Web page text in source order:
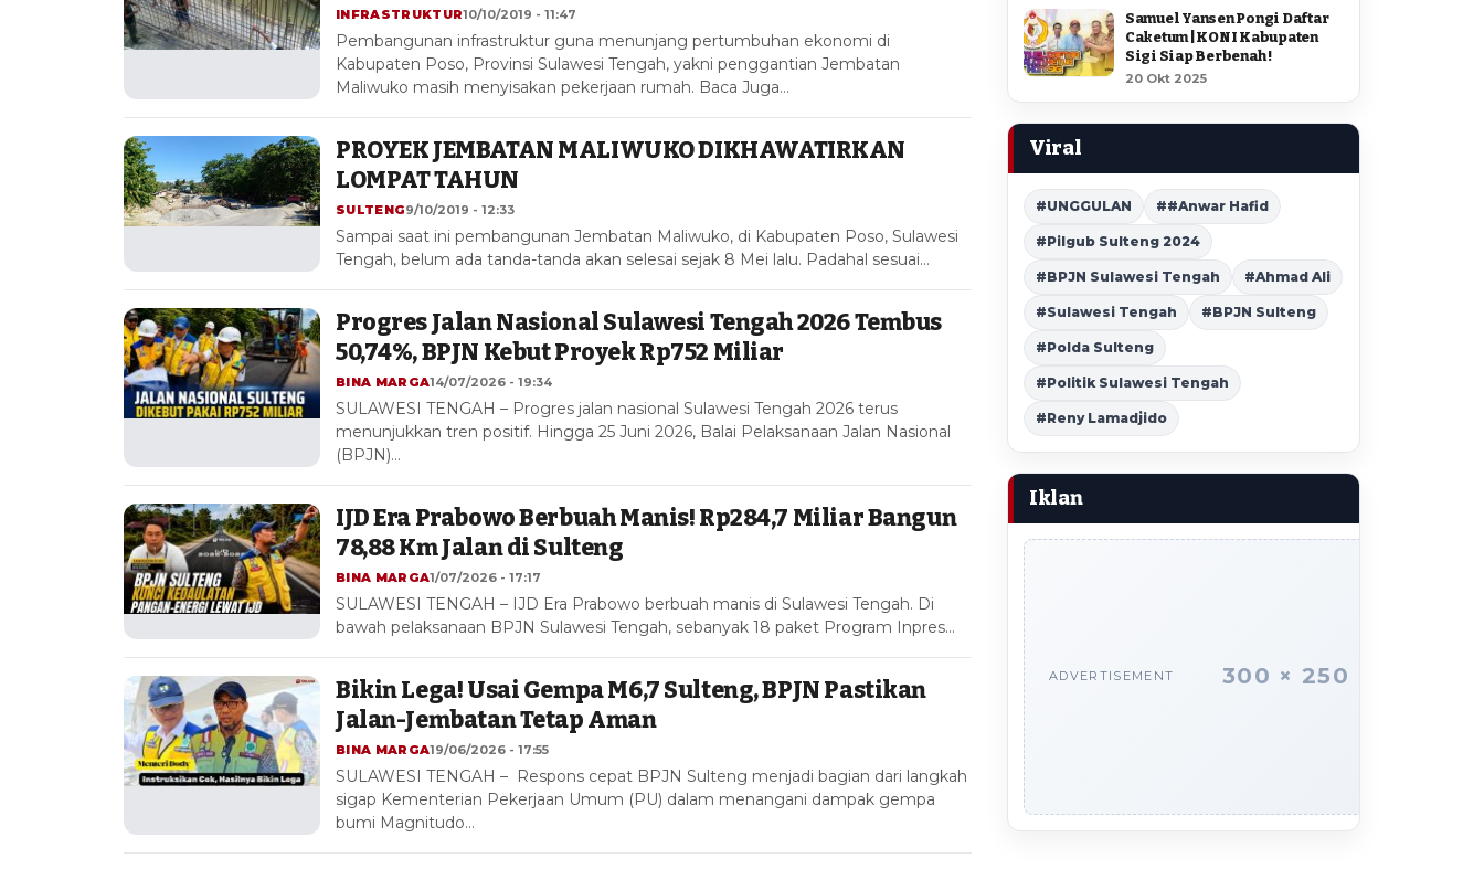
INFRASTRUKTUR10/10/2019 - 11:47
Pembangunan infrastruktur guna menunjang pertumbuhan ekonomi di
Kabupaten Poso, Provinsi Sulawesi Tengah, yakni penggantian Jembatan
Maliwuko masih menyisakan pekerjaan rumah. Baca Juga…
PROYEK JEMBATAN MALIWUKO DIKHAWATIRKAN
LOMPAT TAHUN
SULTENG9/10/2019 - 12:33
Sampai saat ini pembangunan Jembatan Maliwuko, di Kabupaten Poso, Sulawesi
Tengah, belum ada tanda-tanda akan selesai sejak 8 Mei lalu. Padahal sesuai…
Progres Jalan Nasional Sulawesi Tengah 2026 Tembus
50,74%, BPJN Kebut Proyek Rp752 Miliar
BINA MARGA14/07/2026 - 19:34
SULAWESI TENGAH – Progres jalan nasional Sulawesi Tengah 2026 terus
menunjukkan tren positif. Hingga 25 Juni 2026, Balai Pelaksanaan Jalan Nasional
(BPJN)…
IJD Era Prabowo Berbuah Manis! Rp284,7 Miliar Bangun
78,88 Km Jalan di Sulteng
BINA MARGA1/07/2026 - 17:17
SULAWESI TENGAH – IJD Era Prabowo berbuah manis di Sulawesi Tengah. Di
bawah pelaksanaan BPJN Sulawesi Tengah, sebanyak 18 paket Program Inpres…
Bikin Lega! Usai Gempa M6,7 Sulteng, BPJN Pastikan
Jalan-Jembatan Tetap Aman
BINA MARGA19/06/2026 - 17:55
SULAWESI TENGAH – Respons cepat BPJN Sulteng menjadi bagian dari langkah
sigap Kementerian Pekerjaan Umum (PU) dalam menangani dampak gempa
bumi Magnitudo…
Samuel Yansen Pongi Daftar
Caketum | KONI Kabupaten
Sigi Siap Berbenah !
20 Okt 2025
Viral
#UNGGULAN ##Anwar Hafid
#Pilgub Sulteng 2024
#BPJN Sulawesi Tengah #Ahmad Ali
#Sulawesi Tengah #BPJN Sulteng
#Polda Sulteng
#Politik Sulawesi Tengah
#Reny Lamadjido
Iklan
ADVERTISEMENT 300 × 250